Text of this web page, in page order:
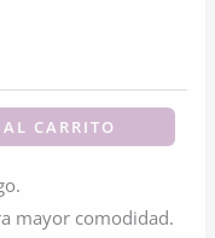
CARRITO
mayor comodidad.